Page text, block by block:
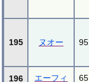
195 ヌオー 95
196 エーフィ 65